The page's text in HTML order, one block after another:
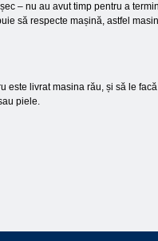
– nu au avut timp pentru a
să respecte mașină, astfel
este livrat masina rău, și să le
piele.